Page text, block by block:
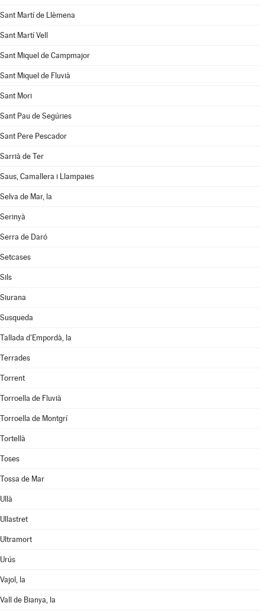
Sant Martí de Llèmena
Sant Martí Vell
Sant Miquel de Campmajor
Sant Miquel de Fluvià
Sant Mori
Sant Pau de Segúries
Sant Pere Pescador
Sarrià de Ter
Saus, Camallera i Llampaies
Selva de Mar, la
Serinyà
Serra de Daró
Setcases
Sils
Siurana
Susqueda
Tallada d'Empordà, la
Terrades
Torrent
Torroella de Fluvià
Torroella de Montgrí
Tortellà
Toses
Tossa de Mar
Ullà
Ullastret
Ultramort
Urús
Vajol, la
Vall de Bianya, la